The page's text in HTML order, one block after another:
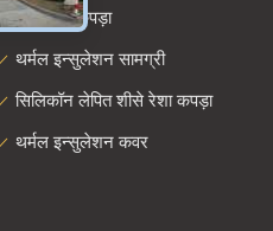
शीसे रेशा कपड़ा
थर्मल इन्सुलेशन सामग्री
सिलिकॉन लेपित शीसे रेशा कपड़ा
थर्मल इन्सुलेशन कवर